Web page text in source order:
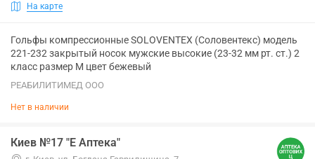
На карте
Гольфы компрессионные SOLOVENTEX (Соловентекс) модель
221-232 закрытый носок мужские высокие (23-32 мм рт. ст.) 2
класс размер M цвет бежевый
РЕАБИЛИТИМЕД ООО
Нет в наличии
Киев №17 "Е Аптека"